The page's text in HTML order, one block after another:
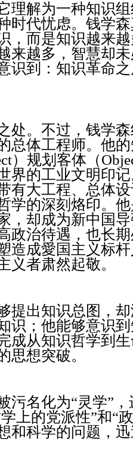
理解为一种知识
时代忧虑。钱学
，而是知识越来
来越多，智慧却
识到：知识革命
处。不过，钱学
总体工程师。他
）规划客体（
界的工业文明印
有大工程、总体
学的深刻烙印。
，却成为新中国
政治待遇，也长
造成愛国主义标
义者肃然起敬。
提出知识总图，
识；他能够意识
成从知识哲学到
思想突破。
污名化为“灵学”
上的党派性”和“
和科学的问题，